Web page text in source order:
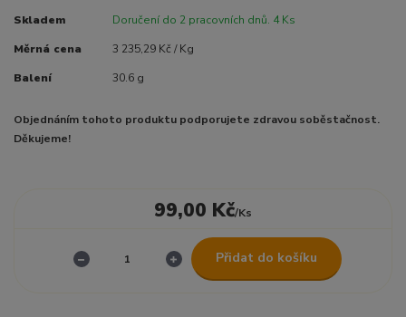
Skladem Doručení do 2 pracovních dnů. 4 Ks
Měrná cena 3 235,29 Kč / Kg
Balení 30.6 g
Objednáním tohoto produktu podporujete zdravou soběstačnost.
Děkujeme!
99,00 Kč/Ks
Přidat do košíku